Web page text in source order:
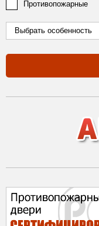
Противопожарные